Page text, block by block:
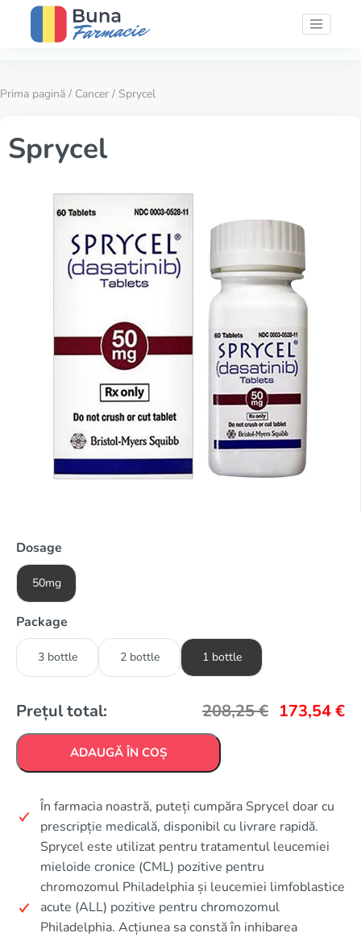
Prima pagină / Cancer / Sprycel
Sprycel
Dosage
50mg
Package
3 bottle 2 bottle 1 bottle
Prețul total: 208,25€ 173,54€
ADAUGĂ ÎN COȘ
În farmacia noastră, puteți cumpăra Sprycel doar cu
prescripție medicală, disponibil cu livrare rapidă.
Sprycel este utilizat pentru tratamentul leucemiei
mieloide cronice (CML) pozitive pentru
chromozomul Philadelphia și leucemiei limfoblastice
acute (ALL) pozitive pentru chromozomul
Philadelphia. Acțiunea sa constă în inhibarea